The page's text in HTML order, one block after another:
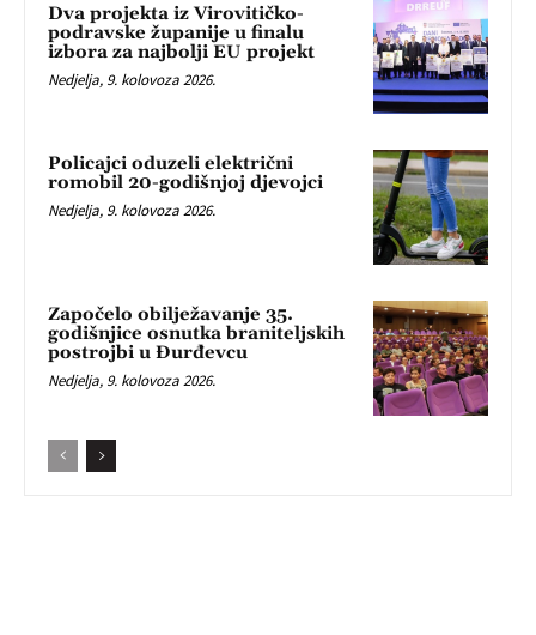
Dva projekta iz Virovitičko-
podravske županije u finalu
izbora za najbolji EU projekt
Nedjelja, 9. kolovoza 2026.
Policajci oduzeli električni
romobil 20-godišnjoj djevojci
Nedjelja, 9. kolovoza 2026.
Započelo obilježavanje 35.
godišnjice osnutka braniteljskih
postrojbi u Đurđevcu
Nedjelja, 9. kolovoza 2026.